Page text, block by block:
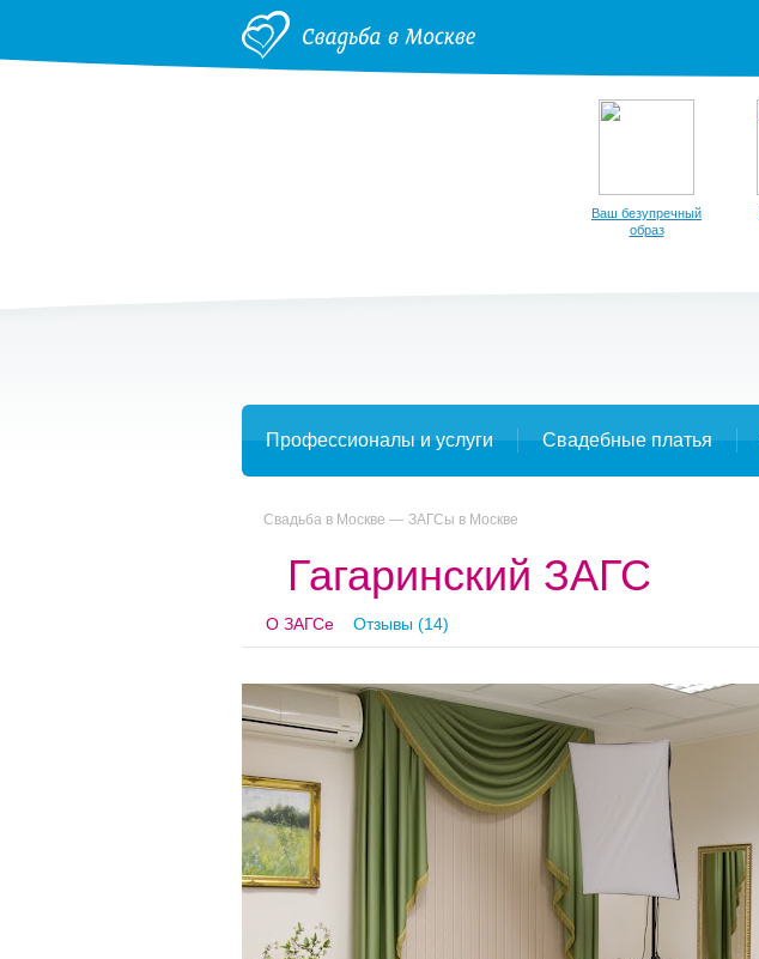
Ваш безупречный
образ
Профессионалы и услуги Свадебные платья
Свадьба в Москве ЗАГСы в Москве
Гагаринский ЗАГС
О ЗАГСе Отзывы (14)